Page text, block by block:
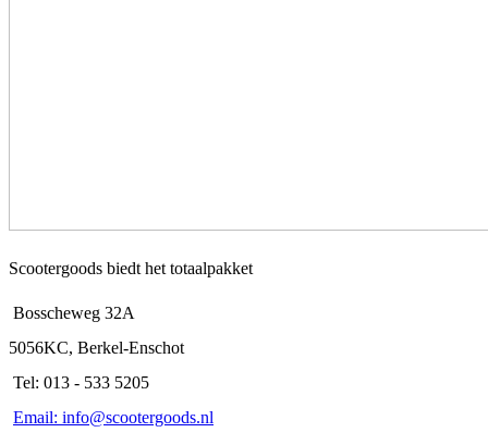
Scootergoods biedt het totaalpakket
Bosscheweg 32A
5056KC, Berkel-Enschot
Tel: 013 - 533 5205
Email: info@scootergoods.nl